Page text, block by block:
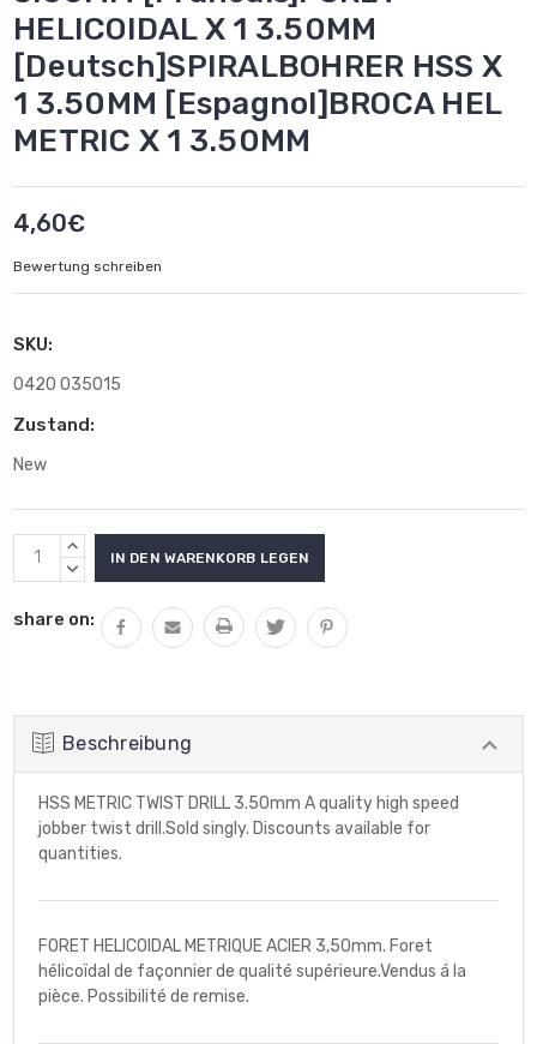
HELICOIDAL X 1 3.50MM
[Deutsch]SPIRALBOHRER HSS X
1 3.50MM [Espagnol]BROCA HEL
METRIC X 1 3.50MM
4,60€
Bewertung schreiben
SKU:
0420 035015
Zustand:
New
Aktueller
Lagerbestand:
MENGE
VON
ERHÖHEN
MENGE
UNDEFINED
VERRINGERN
share on:
Beschreibung
HSS METRIC TWIST DRILL 3.50mm A quality high speed
jobber twist drill.Sold singly. Discounts available for
quantities.
FORET HELICOIDAL METRIQUE ACIER 3,50mm. Foret
hélicoïdal de façonnier de qualité supérieure.Vendus á la
pièce. Possibilité de remise.